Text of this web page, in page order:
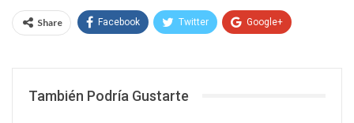
Share Facebook Twitter Google+
También Podría Gustarte